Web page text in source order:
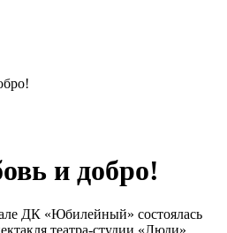
и добро!
ДК «Юбилейный» состоялась
театра-студии «Люди»